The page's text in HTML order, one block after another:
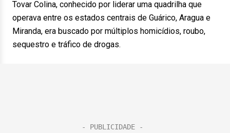
Tovar Colina, conhecido por liderar uma quadrilha que
operava entre os estados centrais de Guárico, Aragua e
Miranda, era buscado por múltiplos homicídios, roubo,
sequestro e tráfico de drogas.